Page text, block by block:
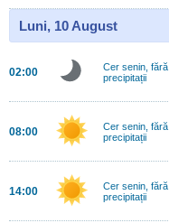
Luni, 10 August
02:00
Cer senin, fără
precipitații
08:00
Cer senin, fără
precipitații
14:00
Cer senin, fără
precipitații